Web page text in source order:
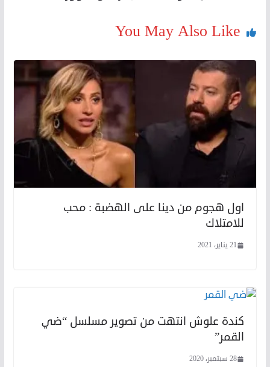
You May Also Like
اول هجوم من دينا على الهضبة : محب
للامتلاك
21 يناير، 2021
كندة علوش انتهت من تصوير مسلسل “ضي
القمر”
28 سبتمبر، 2020